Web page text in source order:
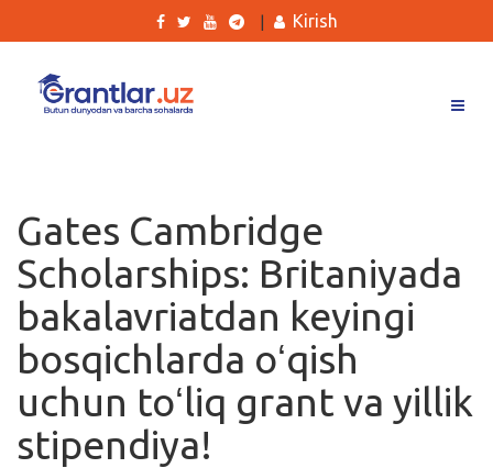
Ishlar
Kurslar
Blog
Yana
Kirish
Gates Cambridge
Scholarships: Britaniyada
bakalavriatdan keyingi
bosqichlarda oʻqish
uchun toʻliq grant va yillik
stipendiya!